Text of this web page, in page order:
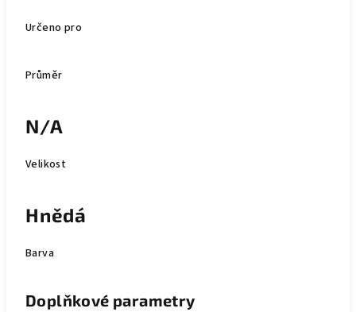
Určeno pro
Průměr
N/A
Velikost
Hnědá
Barva
Doplňkové parametry